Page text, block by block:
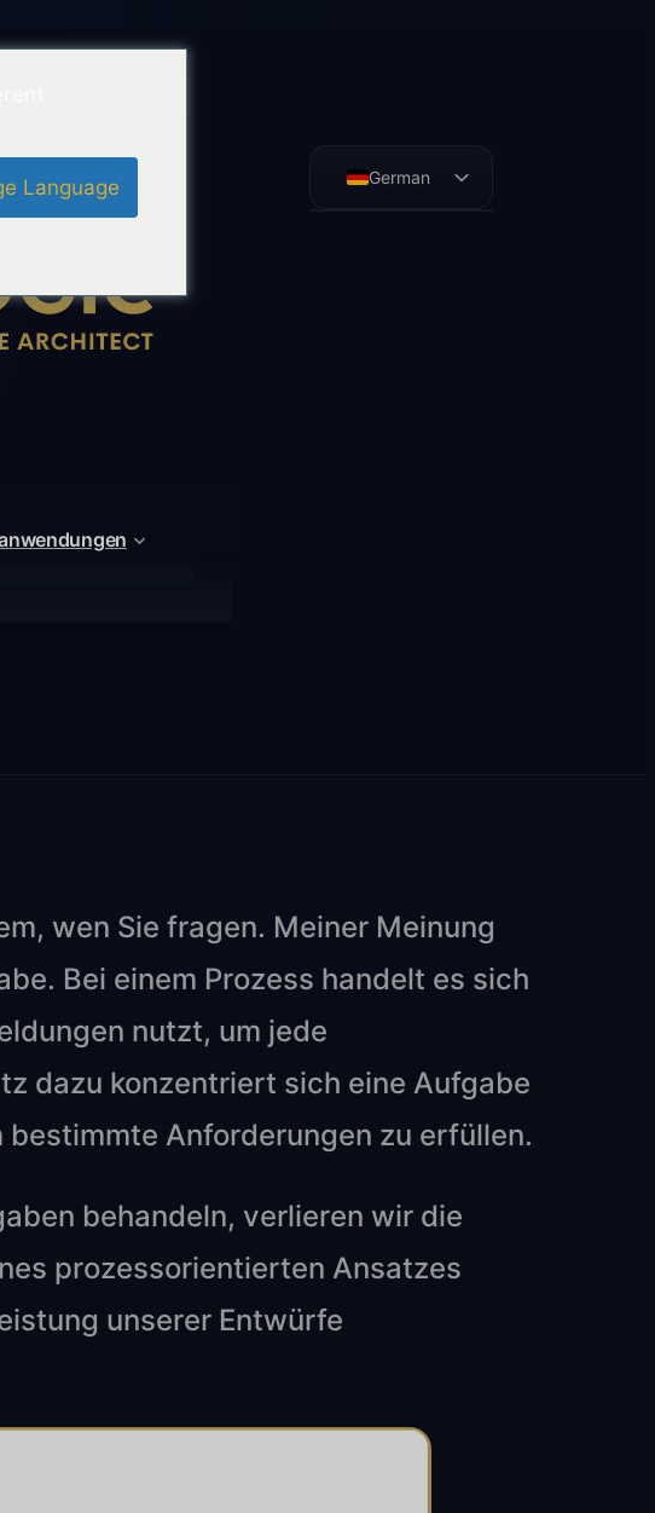
German
wen Sie fragen. Meiner Meinung
Bei einem Prozess handelt es sich
nutzt, um jede
dazu konzentriert sich eine Aufgabe
Anforderungen zu erfüllen.
behandeln, verlieren wir die
prozessorientierten Ansatzes
unserer Entwürfe
Language